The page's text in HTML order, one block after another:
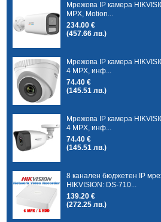
Мрежова IP камера
MPX, Motion...
234.00 €
(457.66 лв.)
Мрежова IP камера
4 MPX, инф...
74.40 €
(145.51 лв.)
Мрежова IP камера
4 MPX, инф...
74.40 €
(145.51 лв.)
8 канален бюджетен IP
HIKVISION: DS-710...
139.20 €
(272.25 лв.)